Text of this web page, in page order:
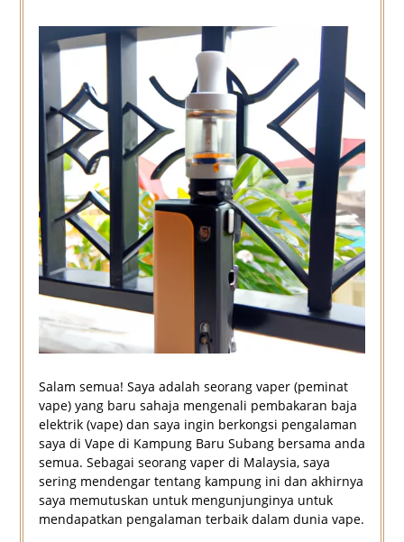
Salam semua! Saya adalah seorang vaper (peminat
vape) yang baru sahaja mengenali pembakaran baja
elektrik (vape) dan saya ingin berkongsi pengalaman
saya di Vape di Kampung Baru Subang bersama anda
semua. Sebagai seorang vaper di Malaysia, saya
sering mendengar tentang kampung ini dan akhirnya
saya memutuskan untuk mengunjunginya untuk
mendapatkan pengalaman terbaik dalam dunia vape.